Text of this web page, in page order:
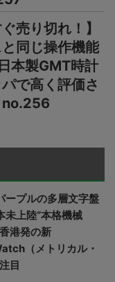
売り切れ！】
同じ操作機能
本製GMT時計
で高く評価さ
no.256
ープルの多層文字盤
未上陸“本格機械
港発の新
（メトリカル・
目